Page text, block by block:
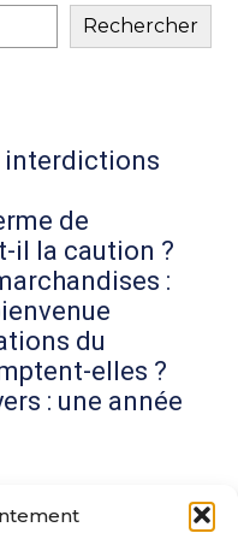
Rechercher
interdictions
de
il la caution ?
:
du
elles ?
: une année